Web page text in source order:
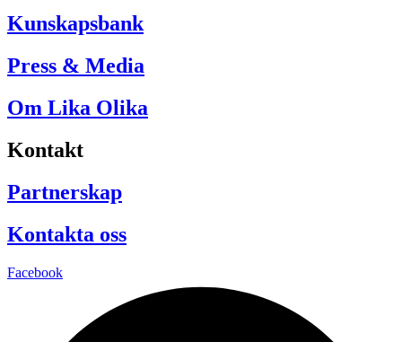
Kunskapsbank
Press & Media
Om Lika Olika
Kontakt
Partnerskap
Kontakta oss
Facebook